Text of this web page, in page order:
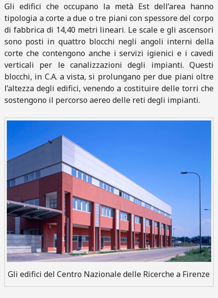
Gli edifici che occupano la metà Est dell’area hanno
tipologia a corte a due o tre piani con spessore del corpo
di fabbrica di 14,40 metri lineari. Le scale e gli ascensori
sono posti in quattro blocchi negli angoli interni della
corte che contengono anche i servizi igienici e i cavedi
verticali per le canalizzazioni degli impianti. Questi
blocchi, in C.A. a vista, si prolungano per due piani oltre
l’altezza degli edifici, venendo a costituire delle torri che
sostengono il percorso aereo delle reti degli impianti.
Gli edifici del Centro Nazionale delle Ricerche a Firenze